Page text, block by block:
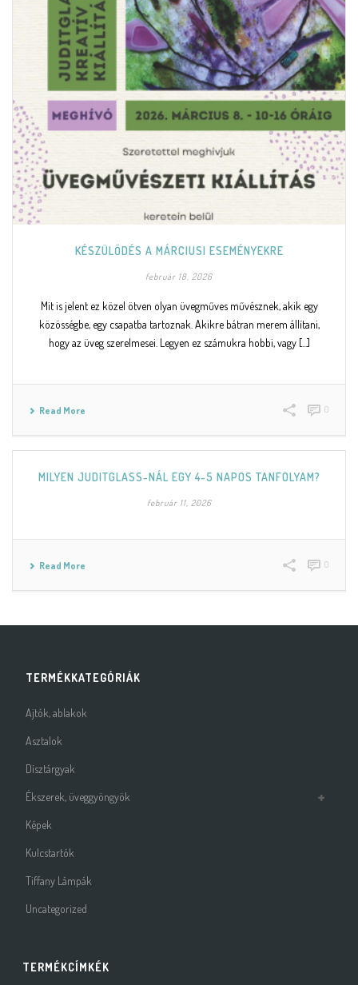
KÉSZÜLŐDÉS A MÁRCIUSI ESEMÉNYEKRE
február 18, 2026
Mit is jelent ez közel ötven olyan üvegműves művésznek, akik egy
közösségbe, egy csapatba tartoznak. Akikre bátran merem állítani,
hogy az üveg szerelmesei. Legyen ez számukra hobbi, vagy [...]
Read More 0
MILYEN JUDITGLASS-NÁL EGY 4-5 NAPOS TANFOLYAM?
február 11, 2026
Read More 0
TERMÉKKATEGÓRIÁK
Ajtók, ablakok
Asztalok
Dísztárgyak
Ékszerek, üveggyöngyök
Képek
Kulcstartók
Tiffany Lámpák
Uncategorized
TERMÉKCÍMKÉK